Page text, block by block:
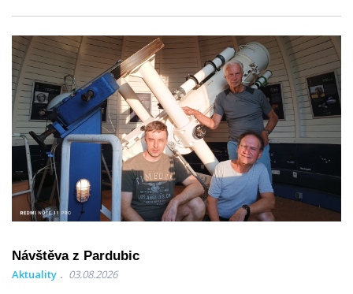
Návštěva z Pardubic
Aktuality 03.08.2026